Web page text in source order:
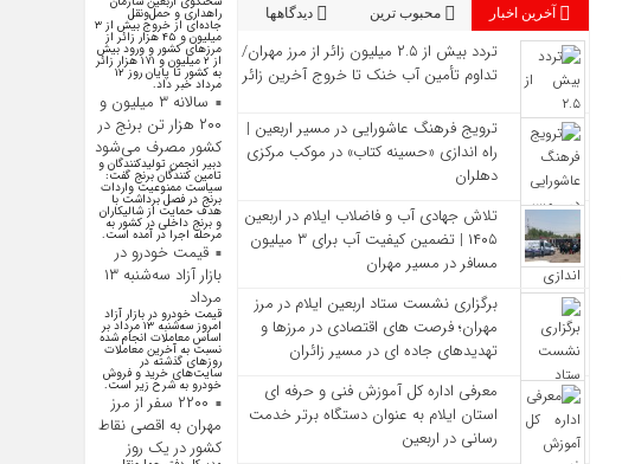
آخرین اخبار محبوب ترین دیدگاهها
تردد بیش از ۲.۵ میلیون زائر از مرز مهران/
تداوم تأمین آب خنک تا خروج آخرین زائر
ترویج فرهنگ عاشورایی در مسیر اربعین |
راه‌ اندازی «حسینه کتاب» در موکب مرکزی
دهلران
تلاش جهادی آب و فاضلاب ایلام در اربعین
۱۴۰۵ | تضمین کیفیت آب برای ۳ میلیون
مسافر در مسیر مهران
برگزاری نشست ستاد اربعین ایلام در مرز
مهران؛ فرصت‌ های اقتصادی در مرزها و
تهدیدهای جاده‌ ای در مسیر زائران
معرفی اداره کل آموزش فنی و حرفه‌ ای
استان ایلام به‌ عنوان دستگاه برتر خدمت‌
رسانی در اربعین
راهداری و حمل‌ونقل
جاده‌ای از خروج بیش از ۳
میلیون و ۴۵ هزار زائر از
مرز‌های کشور و ورود بیش
از ۲ میلیون و ۱۷۱ هزار زائر
به کشور تا پایان روز ۱۲
مرداد خبر داد.
سالانه ۳ میلیون و
۲۰۰ هزار تن برنج در
کشور مصرف می‌شود
دبیر انجمن تولیدکنندگان و
تامین کنندگان برنج گفت:
سیاست ممنوعیت واردات
برنج در فصل برداشت با
هدف حمایت از شالیکاران
و برنج داخلی در کشور به
مرحله اجرا در آمده است.
قیمت خودرو در
بازار آزاد سه‌شنبه ۱۳
مرداد
قیمت خودرو در بازار آزاد
امروز سه‌شنبه ۱۳ مرداد بر
اساس معاملات انجام شده
نسبت به آخرین معاملات
روز‌های گذشته در
سایت‌های خرید و فروش
خودرو به شرح زیر است.
۲۲۰۰ سفر از مرز
مهران به اقصی نقاط
کشور در یک روز